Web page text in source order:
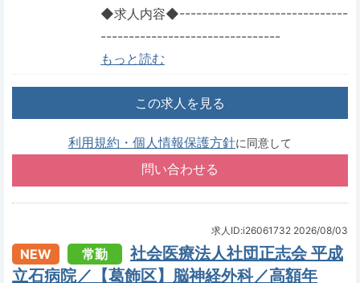
◆求人内容◆------------------------------
--------------------------------
もっと読む
この求人を見る
利用規約・個人情報保護方針に同意して
求人ID:i26061732 2026/08/03
NEW 常勤
社会医療法人社団正志会 平成
立石病院／【葛飾区】脳神経外科／高額年